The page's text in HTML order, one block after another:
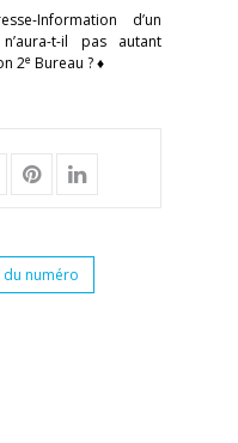
Information d’un
t-il pas autant
2e Bureau ? ♦
numéro